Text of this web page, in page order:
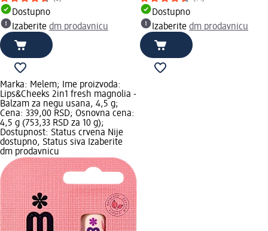
Dostupno
Izaberite dm prodavnicu
Dostupno
Izaberite dm prodavnicu
Marka: Melem; Ime proizvoda:
Lips&Cheeks 2in1 fresh magnolia -
Balzam za negu usana, 4,5 g;
Cena: 339,00 RSD; Osnovna cena:
4,5 g (753,33 RSD za 10 g);
Dostupnost: Status crvena Nije
dostupno, Status siva Izaberite
dm prodavnicu